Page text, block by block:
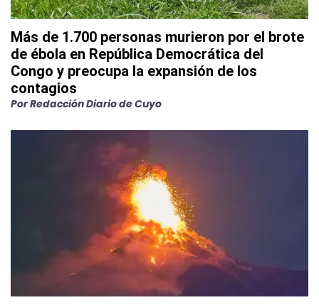
Más de 1.700 personas murieron por el brote
de ébola en República Democrática del
Congo y preocupa la expansión de los
contagios
PorRedacción Diario de Cuyo